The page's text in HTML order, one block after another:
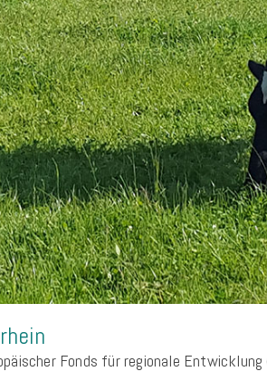
Fonds für regionale Entwicklung